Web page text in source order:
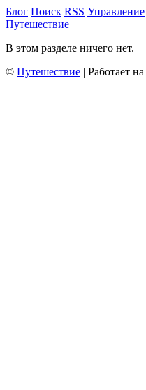
Блог Поиск RSS Управление
Путешествие
В этом разделе ничего нет.
© Путешествие | Работает на